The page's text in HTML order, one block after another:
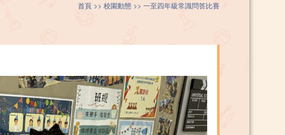
首頁 校園動態 一至四年級常識問答比賽